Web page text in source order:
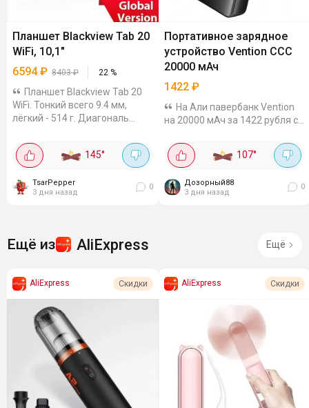
Планшет Blackview Tab 20
WiFi, 10,1"
6594₽ 8403₽ 22 %
Планшет Blackview Tab 20
WiFi. Тонкий всего 9.4 мм,
лёгкий - 514 г. Диагональ
8000 мАч хватает надолго,
процессор UNISOC T310, 64 ГБ
памяти (можно расширить до
2...
145°
TsarPepper
3 дня назад
0
Портативное зарядное
устройство Vention CCC
20000 мАч
1422 ₽
На Али павербанк Vention
на 20000 мАч за 1422 рубля с
провода - и под iPhone
(Lightning), и под Type-C.
заряжается быстро, часа за 3-
4...
107°
Дозорный88
3 дня назад
0
Ещё из AliExpress Ещё
AliExpress Скидки AliExpress Скидки